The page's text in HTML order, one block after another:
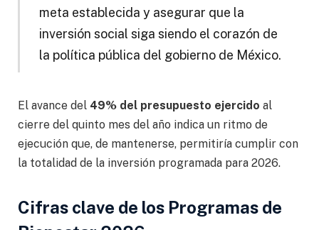
meta establecida y asegurar que la
inversión social siga siendo el corazón de
la política pública del gobierno de México.
El avance del 49% del presupuesto ejercido al
cierre del quinto mes del año indica un ritmo de
ejecución que, de mantenerse, permitiría cumplir con
la totalidad de la inversión programada para 2026.
Cifras clave de los Programas de